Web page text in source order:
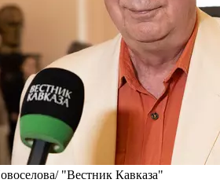
"Вестник Кавказа"